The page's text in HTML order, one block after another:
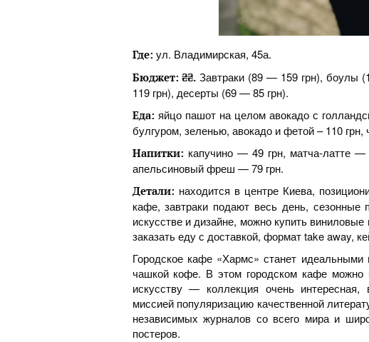
Где: ул. Владимирская, 45а.
Бюджет: ₴₴. Завтраки (89 — 159 грн), боулы
119 грн), десерты (69 — 85 грн).
Еда: яйцо пашот на целом авокадо с
булгуром, зеленью, авокадо и фетой – 110
Напитки: капучино — 49 грн, матча-латте
апельсиновый фреш — 79 грн.
Детали: находится в центре Киева,
кафе, завтраки подают весь день,
искусстве и дизайне, можно купить
заказать еду с доставкой, формат take away,
Городское кафе «Хармс» станет
чашкой кофе. В этом городском кафе можно
искусству — коллекция очень
миссией популяризацию качественной
независимых журналов со всего мира и
постеров.